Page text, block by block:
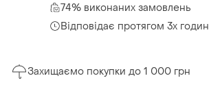
74% виконаних замовлень
Відповідає протягом 3х годин
Захищаємо покупки до 1 000 грн